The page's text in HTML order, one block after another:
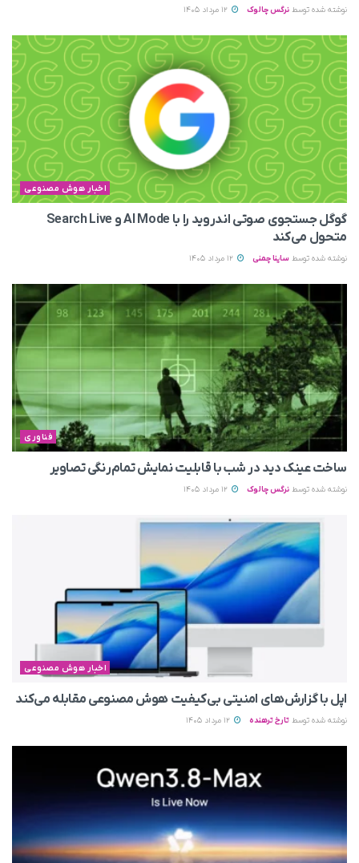
نوشته شده توسط نرگس چالوک
اخبار هوش مصنوعی
گوگل جستجوی صوتی اندروید را با AI Mode و Search Live
متحول می‌کند
نوشته شده توسط ساینا چمنی
فناوری
ساخت عینک دید در شب با قابلیت نمایش تمام‌رنگی تصاویر
نوشته شده توسط نرگس چالوک
اخبار هوش مصنوعی
اپل با گزارش‌های امنیتی بی‌کیفیت هوش مصنوعی مقابله می‌کند
نوشته شده توسط تارخ ترهنده